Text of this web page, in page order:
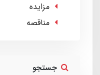
مزایده
مناقصه
جستجو